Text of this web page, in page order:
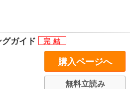
ガイド
購入ページへ
無料立読み